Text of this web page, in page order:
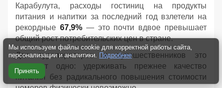
Карабулута, расходы гостиниц на продукты
питания и напитки за последний год взлетели на
рекордные 67,9%— это почти вдвое превышает
общий рост потребительских цен в стране.
Для туроператоров и путешественников это
означает одно: удерживать прежнее качество
питания без радикального повышения стоимости
Мы используем файлы cookie для корректной работы сайта,
персонализации и аналитики. Подробнее
Принять